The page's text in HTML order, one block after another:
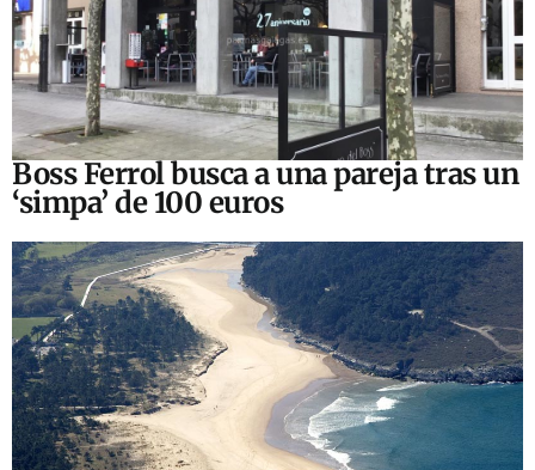
Boss Ferrol busca a una pareja tras un
‘simpa’ de 100 euros